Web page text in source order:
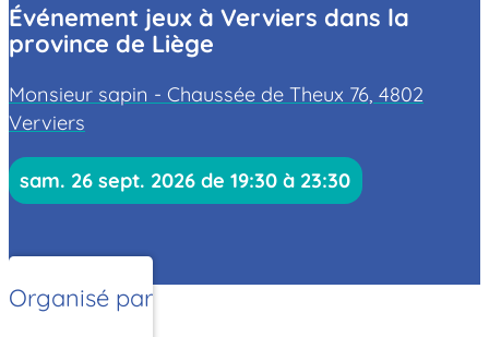
Événement jeux à Verviers dans la
province de Liège
Monsieur sapin - Chaussée de Theux 76, 4802
Verviers
sam. 26 sept. 2026 de 19:30 à 23:30
Organisé par